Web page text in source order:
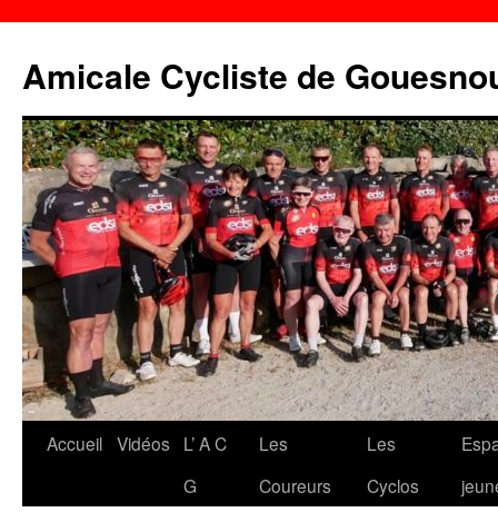
contenu
Amicale Cycliste de
Accueil Vidéos
L’ A C
G
Les
Coureurs
Les
Cyclos